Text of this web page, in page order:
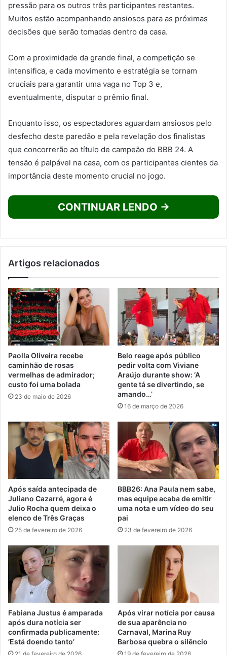
pressão para os outros três participantes restantes.
Muitos estão acompanhando ansiosos para as próximas
decisões que serão tomadas dentro da casa.
Com a proximidade da grande final, a competição se
intensifica, e cada movimento e estratégia se tornam
cruciais para garantir uma vaga no Top 3 e,
eventualmente, disputar o prêmio final.
Enquanto isso, os espectadores aguardam ansiosos pelo
desfecho deste paredão e pela revelação dos finalistas
que concorrerão ao título de campeão do BBB 24. A
tensão é palpável na casa, com os participantes cientes da
importância deste momento crucial no jogo.
CONTINUAR LENDO →
Artigos relacionados
Paolla Oliveira recebe
caminhão de rosas
vermelhas de admirador;
custo foi uma bolada
23 de maio de 2026
Belo reage após público
pedir volta com Viviane
Araújo durante show: ‘A
gente tá se divertindo, se
amando…’
16 de março de 2026
Após saída antecipada de
Juliano Cazarré, agora é
Julio Rocha quem deixa o
elenco de Três Graças
25 de fevereiro de 2026
BBB26: Ana Paula nem sabe,
mas equipe acaba de emitir
uma nota e um vídeo do seu
pai
23 de fevereiro de 2026
Fabiana Justus é amparada
após dura notícia ser
confirmada publicamente:
‘Está doendo tanto’
Após virar notícia por causa
de sua aparência no
Carnaval, Marina Ruy
Barbosa quebra o silêncio